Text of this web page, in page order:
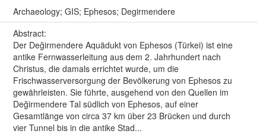
Archaeology; GIS; Ephesos; Degirmendere
Abstract:
Der Değirmendere Aquädukt von Ephesos (Türkei) ist eine
antike Fernwasserleitung aus dem 2. Jahrhundert nach
Christus, die damals errichtet wurde, um die
Frischwasserversorgung der Bevölkerung von Ephesos zu
gewährleisten. Sie führte, ausgehend von den Quellen im
Değirmendere Tal südlich von Ephesos, auf einer
Gesamtlänge von circa 37 km über 23 Brücken und durch
vier Tunnel bis in die antike Stad...